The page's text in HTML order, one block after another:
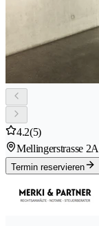
4.2(5)
Mellingerstrasse 2A
Termin reservieren